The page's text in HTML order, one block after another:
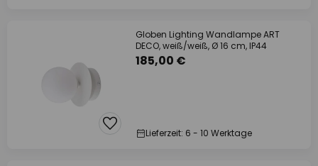
Globen Lighting Wandlampe ART
DECO, weiß/weiß, Ø 16 cm, IP44
185,00 €
Lieferzeit: 6 - 10 Werktage